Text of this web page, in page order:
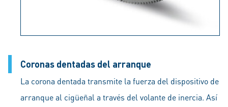
Coronas dentadas del arranque
La corona dentada transmite la fuerza del dispositivo de
arranque al cigüeñal a través del volante de inercia. Así